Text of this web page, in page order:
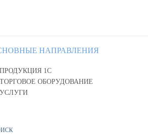
НАПРАВЛЕНИЯ
ПРОДУКЦИЯ 1С
ТОРГОВОЕ ОБОРУДОВАНИЕ
УСЛУГИ